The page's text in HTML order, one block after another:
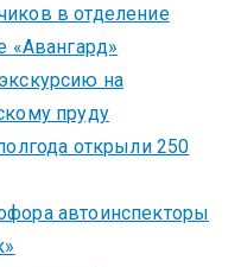
в отделение
«Авангард»
на
пруду
открыли 250
автоинспекторы